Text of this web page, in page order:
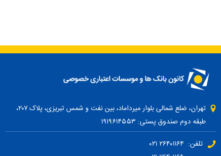
تهران، ضلع شمالی بلوار میرداماد، بین نفت و شمس تبریزی، پلاک ۲۰۷،
طبقه دوم صندوق پستی: ۱۹۱۹۶۱۴۵۵۳
تلفن: ۲۶۴۰۱۱۶۴ ۰۲۱